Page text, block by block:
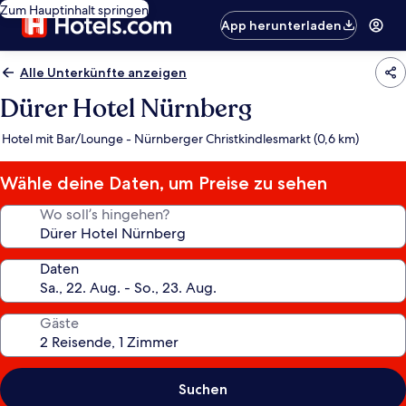
Zum Hauptinhalt springen
App herunterladen
Alle Unterkünfte anzeigen
Dürer Hotel Nürnberg
Hotel mit Bar/Lounge - Nürnberger Christkindlesmarkt (0,6 km)
Wähle deine Daten, um Preise zu sehen
Wo soll’s hingehen?
Daten
Gäste
Suchen